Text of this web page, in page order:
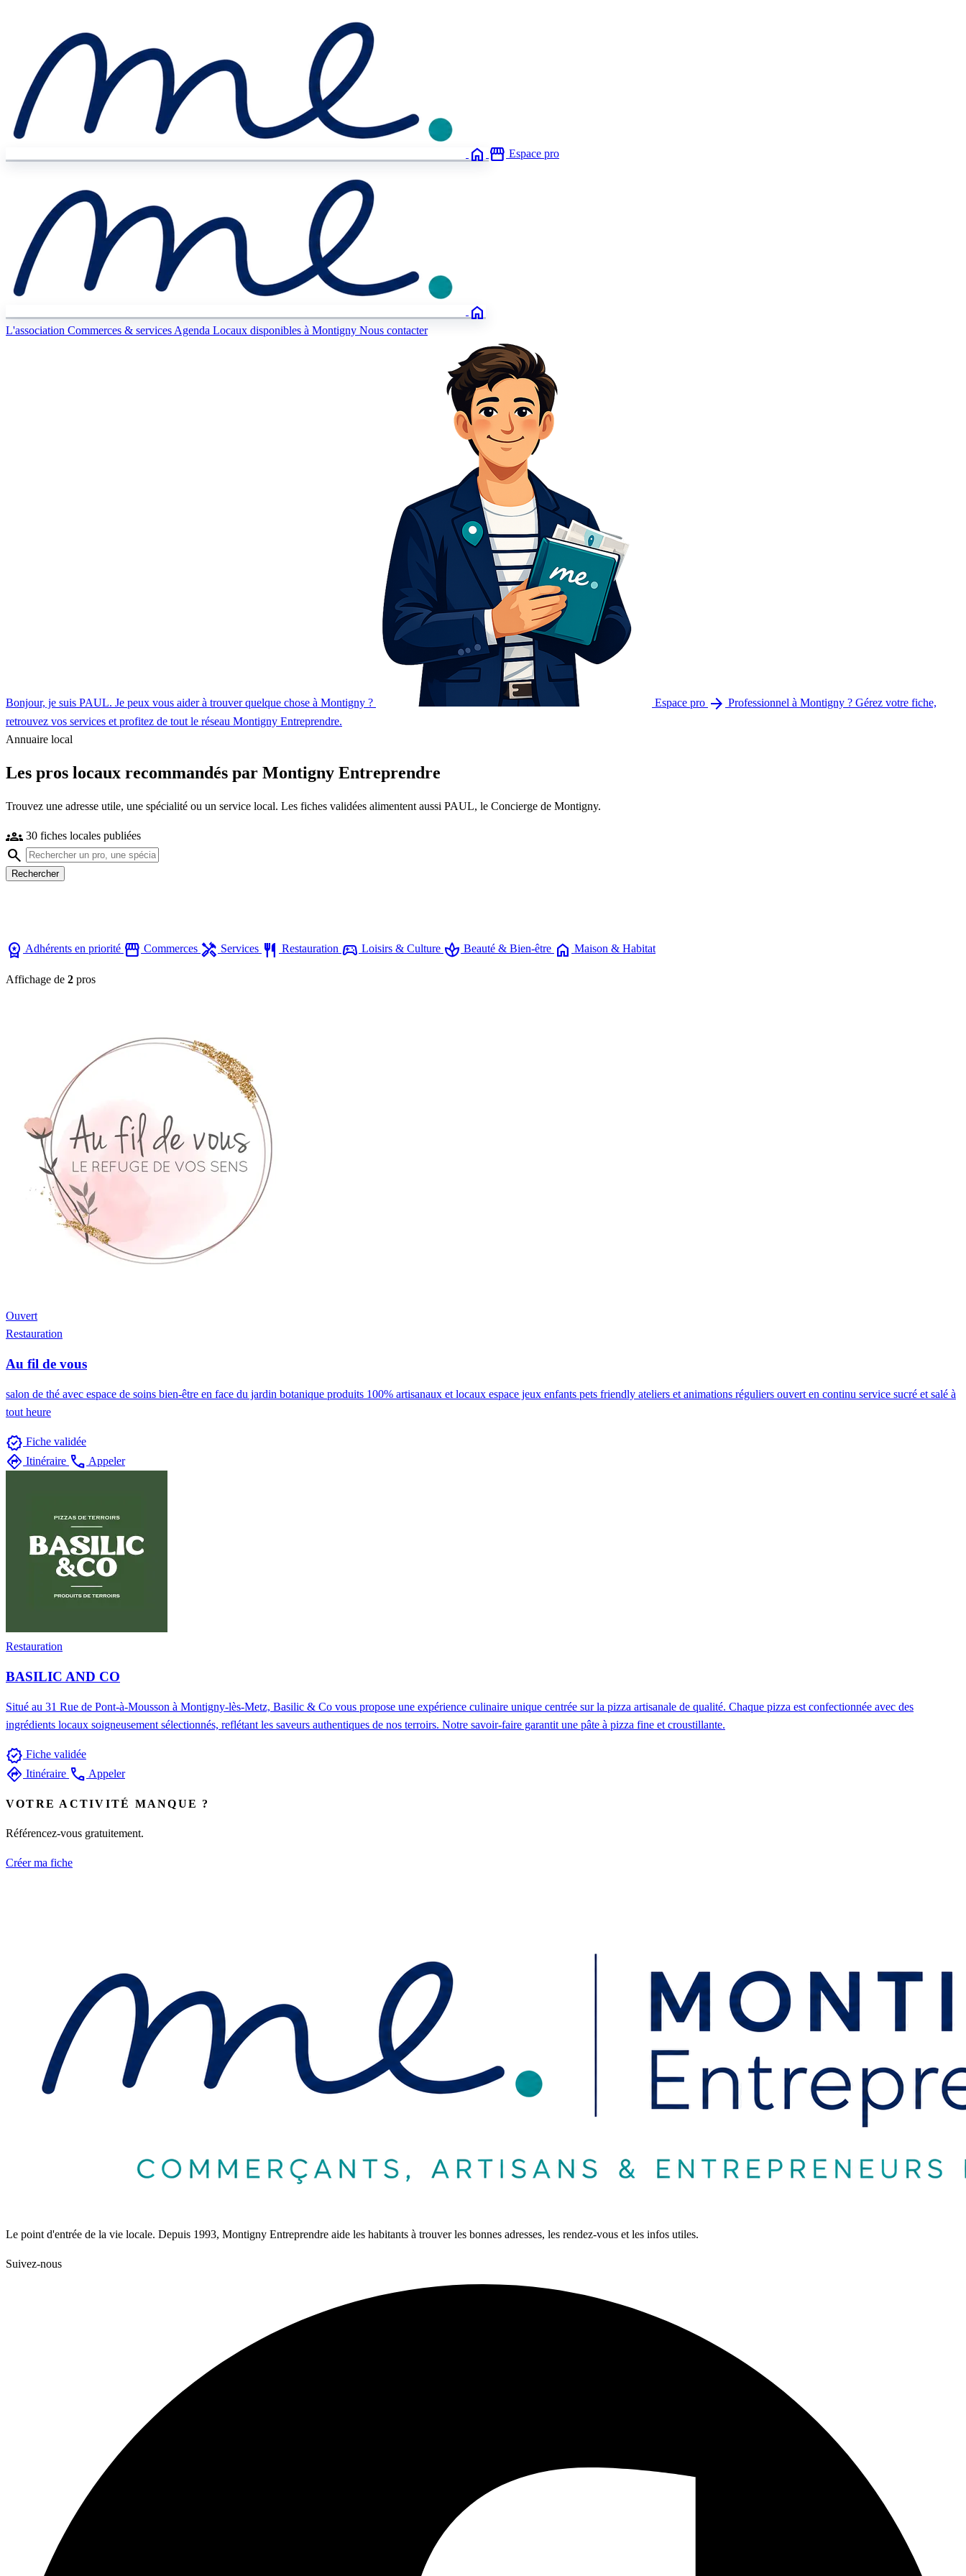
home storefront Espace pro
home
L'association Commerces & services Agenda Locaux disponibles à Montigny Nous contacter
Bonjour, je suis PAUL. Je peux vous aider à trouver quelque chose à Montigny ? Espace pro arrow_forward Professionnel à Montigny ? Gérez votre fiche,
retrouvez vos services et profitez de tout le réseau Montigny Entreprendre.
Annuaire local
Les pros locaux recommandés par Montigny Entreprendre
Trouvez une adresse utile, une spécialité ou un service local. Les fiches validées alimentent aussi PAUL, le Concierge de Montigny.
groups 30 fiches locales publiées
search
Rechercher
workspace_premium Adhérents en priorité storefront Commerces handyman Services restaurant Restauration sports_esports Loisirs & Culture spa Beauté & Bien-être home Maison & Habitat
Affichage de 2 pros
Ouvert
Restauration
Au fil de vous
salon de thé avec espace de soins bien-être en face du jardin botanique produits 100% artisanaux et locaux espace jeux enfants pets friendly ateliers et animations réguliers ouvert en continu service sucré et salé à
tout heure
verified Fiche validée
directions Itinéraire call Appeler
Restauration
BASILIC AND CO
Situé au 31 Rue de Pont‑à‑Mousson à Montigny‑lès‑Metz, Basilic & Co vous propose une expérience culinaire unique centrée sur la pizza artisanale de qualité. Chaque pizza est confectionnée avec des
ingrédients locaux soigneusement sélectionnés, reflétant les saveurs authentiques de nos terroirs. Notre savoir‑faire garantit une pâte à pizza fine et croustillante.
verified Fiche validée
directions Itinéraire call Appeler
VOTRE ACTIVITÉ MANQUE ?
Référencez-vous gratuitement.
Créer ma fiche
Le point d'entrée de la vie locale. Depuis 1993, Montigny Entreprendre aide les habitants à trouver les bonnes adresses, les rendez-vous et les infos utiles.
Suivez-nous